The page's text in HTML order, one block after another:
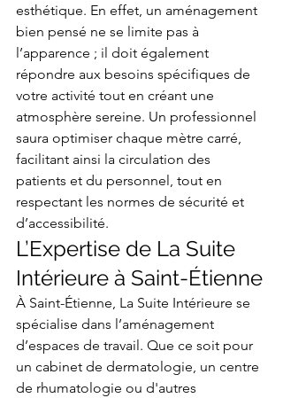
esthétique. En effet, un aménagement
bien pensé ne se limite pas à
l’apparence ; il doit également
répondre aux besoins spécifiques de
votre activité tout en créant une
atmosphère sereine. Un professionnel
saura optimiser chaque mètre carré,
facilitant ainsi la circulation des
patients et du personnel, tout en
respectant les normes de sécurité et
d’accessibilité.
L’Expertise de La Suite
Intérieure à Saint-Étienne
À Saint-Étienne, La Suite Intérieure se
spécialise dans l’aménagement
d’espaces de travail. Que ce soit pour
un cabinet de dermatologie, un centre
de rhumatologie ou d'autres